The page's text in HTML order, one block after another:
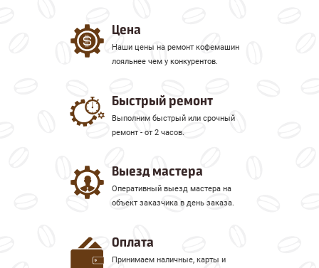
Цена
Наши цены на ремонт кофемашин
лояльнее чем у конкурентов.
Быстрый ремонт
Выполним быстрый или срочный
ремонт - от 2 часов.
Выезд мастера
Оперативный выезд мастера на
объект заказчика в день заказа.
Оплата
Принимаем наличные, карты и